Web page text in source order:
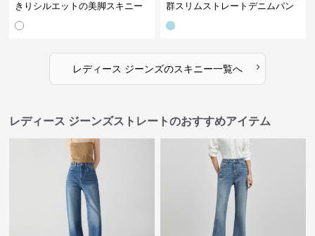
きりシルエットの美脚スキニー
群スリムストレートデニムパン
レディース ジーンズのスキニー一覧へ ›
レディース ジーンズストレートのおすすめアイテム